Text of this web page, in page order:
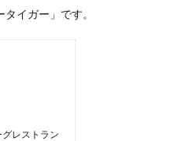
イガー」です。
レストラン